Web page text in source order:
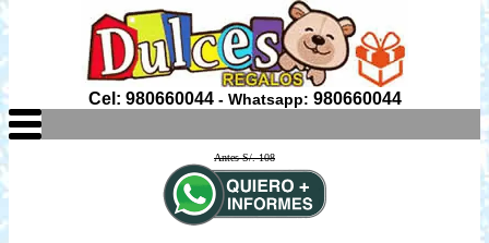
Cel: 980660044- Whatsapp: 980660044
Antes S/. 108